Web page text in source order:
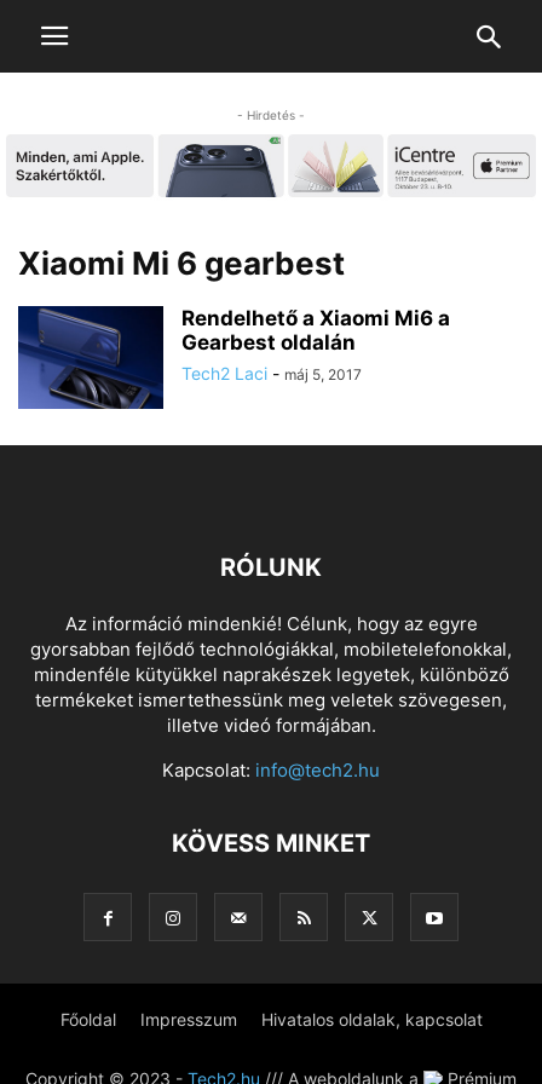
- Hirdetés -
Xiaomi Mi 6 gearbest
Rendelhető a Xiaomi Mi6 a
Gearbest oldalán
Tech2 Laci - máj 5, 2017
RÓLUNK
Az információ mindenkié! Célunk, hogy az egyre
gyorsabban fejlődő technológiákkal, mobiletelefonokkal,
mindenféle kütyükkel naprakészek legyetek, különböző
termékeket ismertethessünk meg veletek szövegesen,
illetve videó formájában.
Kapcsolat: info@tech2.hu
KÖVESS MINKET
Főoldal Impresszum Hivatalos oldalak, kapcsolat
Copyright © 2023 - Tech2.hu /// A weboldalunk a Prémium